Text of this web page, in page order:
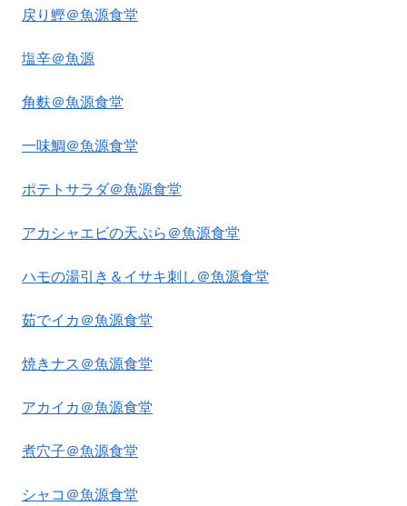
戻り鰹＠魚源食堂
塩辛＠魚源
角麩＠魚源食堂
一味鯛＠魚源食堂
ポテトサラダ＠魚源食堂
アカシャエビの天ぷら＠魚源食堂
ハモの湯引き＆イサキ刺し＠魚源食堂
茹でイカ＠魚源食堂
焼きナス＠魚源食堂
アカイカ＠魚源食堂
煮穴子＠魚源食堂
シャコ＠魚源食堂